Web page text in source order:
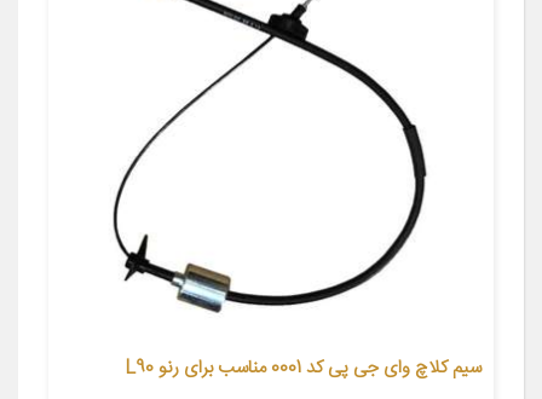
سیم کلاچ وای جی پی کد 0001 مناسب برای رنو L90